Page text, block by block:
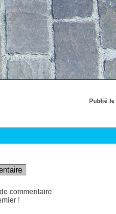
Publié le
commentaire.
!